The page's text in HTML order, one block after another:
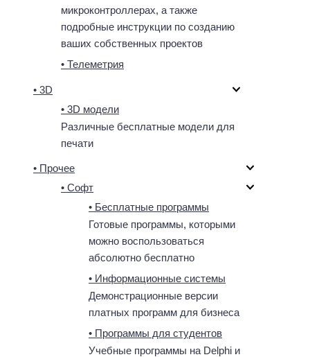
микроконтроллерах, а также
подробные инструкции по созданию
ваших собственных проектов
• Телеметрия
• 3D
• 3D модели
Различные бесплатные модели для
печати
• Прочее
• Софт
• Бесплатные программы
Готовые программы, которыми
можно воспользоваться
абсолютно бесплатно
• Информационные системы
Демонстрационные версии
платных программ для бизнеса
• Программы для студентов
Учебные программы на Delphi и